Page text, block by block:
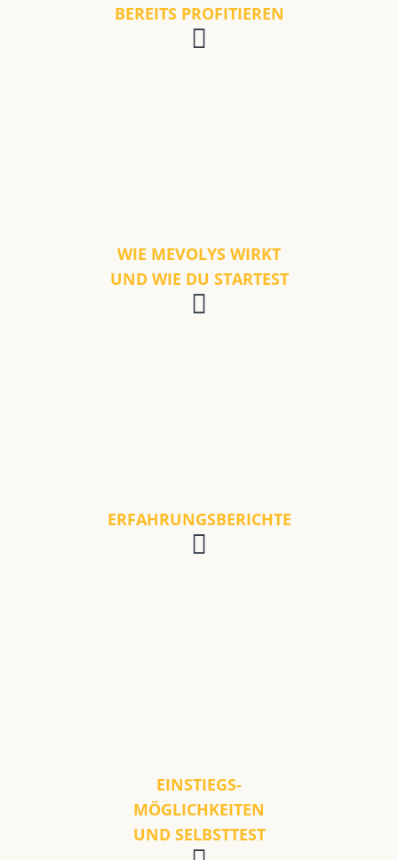
BEREITS PROFITIEREN
WIE MEVOLYS WIRKT
UND WIE DU STARTEST
ERFAHRUNGSBERICHTE
EINSTIEGS-
MÖGLICHKEITEN
UND SELBSTTEST